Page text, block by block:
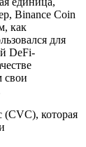
Binance Coin
как
для
DeFi-
свои
которая